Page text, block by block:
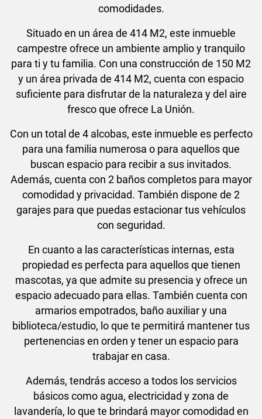
comodidades.
Situado en un área de 414 M2, este inmueble
campestre ofrece un ambiente amplio y tranquilo
para ti y tu familia. Con una construcción de 150 M2
y un área privada de 414 M2, cuenta con espacio
suficiente para disfrutar de la naturaleza y del aire
fresco que ofrece La Unión.
Con un total de 4 alcobas, este inmueble es perfecto
para una familia numerosa o para aquellos que
buscan espacio para recibir a sus invitados.
Además, cuenta con 2 baños completos para mayor
comodidad y privacidad. También dispone de 2
garajes para que puedas estacionar tus vehículos
con seguridad.
En cuanto a las características internas, esta
propiedad es perfecta para aquellos que tienen
mascotas, ya que admite su presencia y ofrece un
espacio adecuado para ellas. También cuenta con
armarios empotrados, baño auxiliar y una
biblioteca/estudio, lo que te permitirá mantener tus
pertenencias en orden y tener un espacio para
trabajar en casa.
Además, tendrás acceso a todos los servicios
básicos como agua, electricidad y zona de
lavandería, lo que te brindará mayor comodidad en